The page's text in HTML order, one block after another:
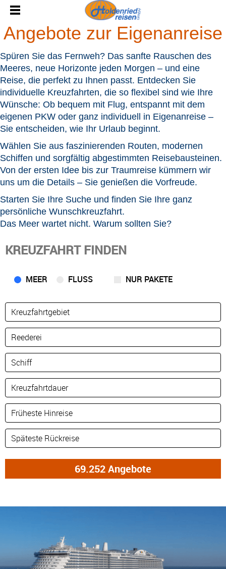
Angebote zur Eigenanreise
Spüren Sie das Fernweh? Das sanfte Rauschen des
Meeres, neue Horizonte jeden Morgen – und eine
Reise, die perfekt zu Ihnen passt. Entdecken Sie
individuelle Kreuzfahrten, die so flexibel sind wie Ihre
Wünsche: Ob bequem mit Flug, entspannt mit dem
eigenen PKW oder ganz individuell in Eigenanreise –
Sie entscheiden, wie Ihr Urlaub beginnt.
Wählen Sie aus faszinierenden Routen, modernen
Schiffen und sorgfältig abgestimmten Reisebausteinen.
Von der ersten Idee bis zur Traumreise kümmern wir
uns um die Details – Sie genießen die Vorfreude.
Starten Sie Ihre Suche und finden Sie Ihre ganz
persönliche Wunschkreuzfahrt.
Das Meer wartet nicht. Warum sollten Sie?
KREUZFAHRT FINDEN
MEER FLUSS NUR PAKETE